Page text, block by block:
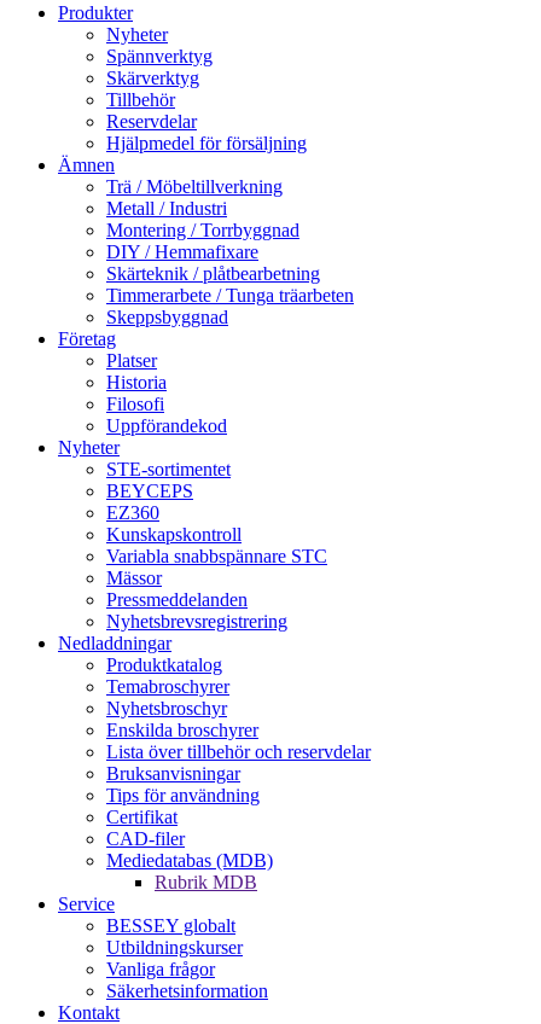
Produkter
Nyheter
Spännverktyg
Skärverktyg
Tillbehör
Reservdelar
Hjälpmedel för försäljning
Ämnen
Trä / Möbeltillverkning
Metall / Industri
Montering / Torrbyggnad
DIY / Hemmafixare
Skärteknik / plåtbearbetning
Timmerarbete / Tunga träarbeten
Skeppsbyggnad
Företag
Platser
Historia
Filosofi
Uppförandekod
Nyheter
STE-sortimentet
BEYCEPS
EZ360
Kunskapskontroll
Variabla snabbspännare STC
Mässor
Pressmeddelanden
Nyhetsbrevsregistrering
Nedladdningar
Produktkatalog
Temabroschyrer
Nyhetsbroschyr
Enskilda broschyrer
Lista över tillbehör och reservdelar
Bruksanvisningar
Tips för användning
Certifikat
CAD-filer
Mediedatabas (MDB)
Rubrik MDB
Service
BESSEY globalt
Utbildningskurser
Vanliga frågor
Säkerhetsinformation
Kontakt